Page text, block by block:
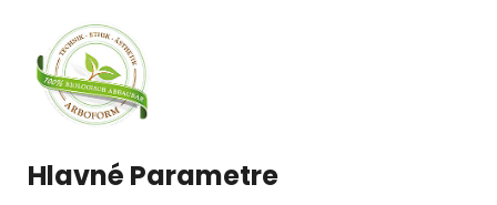
Hlavné Parametre